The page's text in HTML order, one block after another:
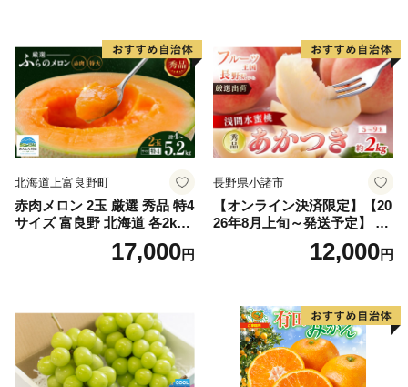
北海道上富良野町
赤肉メロン 2玉 厳選 秀品 特4
サイズ 富良野 北海道 各2kg
～2.6kg 2玉 セット ファーム
富良野 メロン めろん 果物 く
17,000円
長野県小諸市
【オンライン決済限定】【20
26年8月上旬～発送予定】 先
行予約 「浅間水蜜桃プレミ
アム」 もも あかつき 秀品 約
果肉 長野県産 小諸市
12,000円